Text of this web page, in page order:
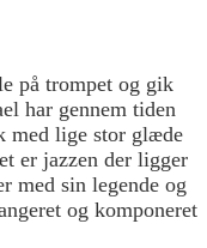
på trompet og gik
har gennem tiden
med lige stor glæde
er jazzen der ligger
med sin legende og
og komponeret